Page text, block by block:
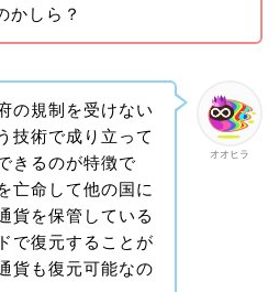
かしら？
オオヒラ
の規制を受けない
技術で成り立って
きるのが特徴で
命して他の国に
貨を保管している
で復元することが
貨も復元可能なの